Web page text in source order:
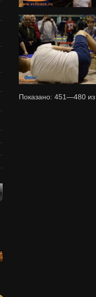
Показано: 451—480